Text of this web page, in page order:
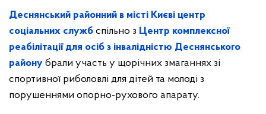
Деснянський районний в місті Києві центр
соціальних служб спільно з Центр комплексної
реабілітації для осіб з інвалідністю Деснянського
району брали участь у щорічних змаганнях зі
спортивної риболовлі для дітей та молоді з
порушеннями опорно-рухового апарату.